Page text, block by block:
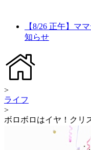
【8/26 正午】マ
知らせ
>
ライフ
>
ボロボロはイヤ！クリ